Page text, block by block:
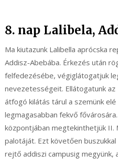
8. nap Lalibela,
Ma kiutazunk Lalibella aprócska
Addisz-Abebába. Érkezés után
felfedezésébe, végiglátogatjuk
nevezetességeit. Ellátogatunk
átfogó kilátás tárul a szemünk elé
legmagasabban fekvő
központjában megtekinthetjük II.
palotáját. Ezt követően
rejtő addiszi campusig megyünk,